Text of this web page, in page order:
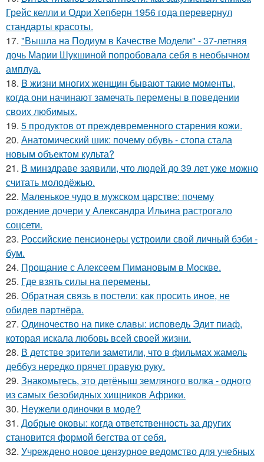
Грейс келли и Одри Хепберн 1956 года перевернул
стандарты красоты.
17. "Вышла на Подиум в Качестве Модели" - 37-летняя
дочь Марии Шукшиной попробовала себя в необычном
амплуа.
18. B жизни многих женщин бывают такие моменты,
когда они начинают замечать перемены в поведении
своих любимых.
19. 5 продуктов от преждевременного старения кожи.
20. Анатомический шик: почему обувь - стопа стала
новым объектом культа?
21. В минздраве заявили, что людей до 39 лет уже можно
считать молодёжью.
22. Маленькое чудо в мужском царстве: почему
рождение дочери у Александра Ильина растрогало
соцсети.
23. Российские пенсионеры устроили свой личный бэби -
бум.
24. Прощание с Алексеем Пимановым в Москве.
25. Где взять силы на перемены.
26. Обратная связь в постели: как просить иное, не
обидев партнёра.
27. Одиночество на пике славы: исповедь Эдит пиаф,
которая искала любовь всей своей жизни.
28. В детстве зрители заметили, что в фильмах жамель
деббуз нередко прячет правую руку.
29. Знакомьтесь, это детёныш земляного волка - одного
из самых безобидных хищников Африки.
30. Неужели одиночки в моде?
31. Добрые оковы: когда ответственность за других
становится формой бегства от себя.
32. Учреждено новое цензурное ведомство для учебных